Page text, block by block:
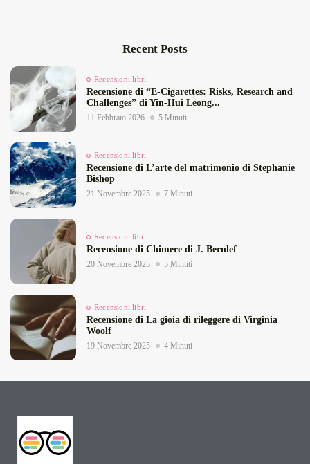
Recent Posts
Recensioni libri
Recensione di “E‑Cigarettes: Risks, Research and
Challenges” di Yin‑Hui Leong...
11 Febbraio 2026 5 Minuti
Recensioni libri
Recensione di L’arte del matrimonio di Stephanie
Bishop
21 Novembre 2025 7 Minuti
Recensioni libri
Recensione di Chimere di J. Bernlef
20 Novembre 2025 5 Minuti
Recensioni libri
Recensione di La gioia di rileggere di Virginia
Woolf
19 Novembre 2025 4 Minuti